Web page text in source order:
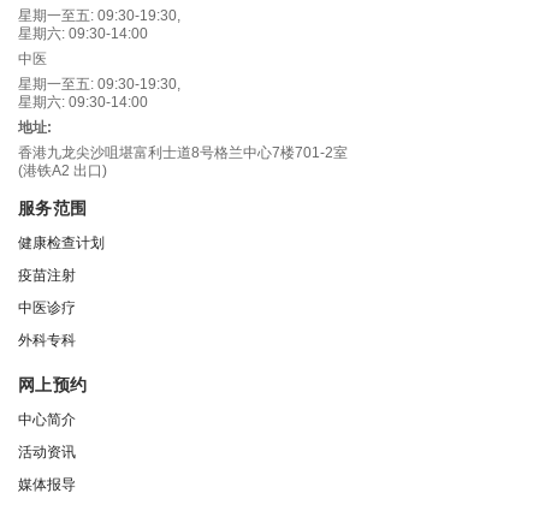
星期一至五: 09:30-19:30,
星期六: 09:30-14:00
中医
星期一至五: 09:30-19:30,
星期六: 09:30-14:00
地址:
香港九龙尖沙咀堪富利士道8号格兰中心7楼701-2室
(港铁A2 出口)
服务范围
健康检查计划
疫苗注射
中医诊疗
外科专科
网上预约
中心简介
活动资讯
媒体报导